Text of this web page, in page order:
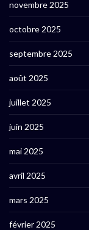
novembre 2025
octobre 2025
septembre 2025
août 2025
juillet 2025
juin 2025
mai 2025
avril 2025
mars 2025
février 2025